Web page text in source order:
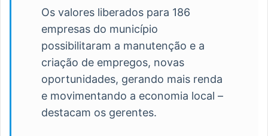
Os valores liberados para 186
empresas do município
possibilitaram a manutenção e a
criação de empregos, novas
oportunidades, gerando mais renda
e movimentando a economia local –
destacam os gerentes.